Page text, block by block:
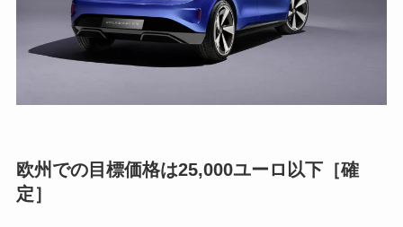
欧州での目標価格は25,000ユーロ以下［確
定］